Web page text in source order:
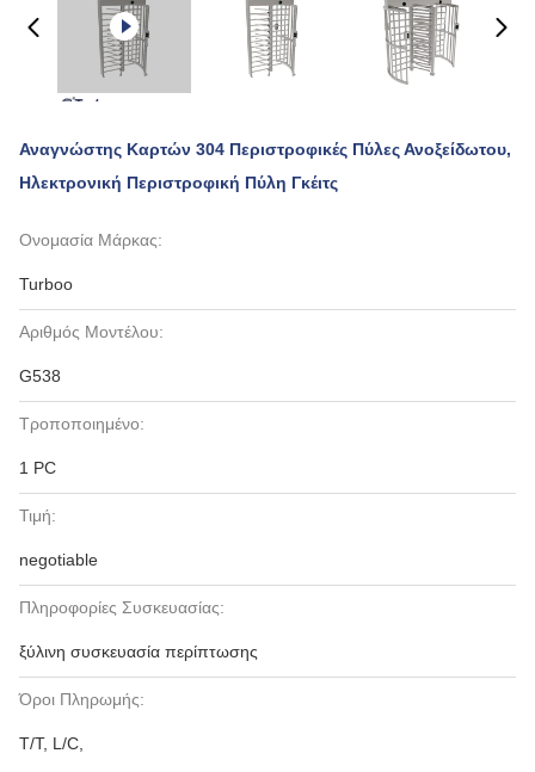
Αναγνώστης Καρτών 304 Περιστροφικές Πύλες Ανοξείδωτου,
Ηλεκτρονική Περιστροφική Πύλη Γκέιτς
Ονομασία Μάρκας:
Turboo
Αριθμός Μοντέλου:
G538
Τροποποιημένο:
1 PC
Τιμή:
negotiable
Πληροφορίες Συσκευασίας:
ξύλινη συσκευασία περίπτωσης
Όροι Πληρωμής:
T/T, L/C,